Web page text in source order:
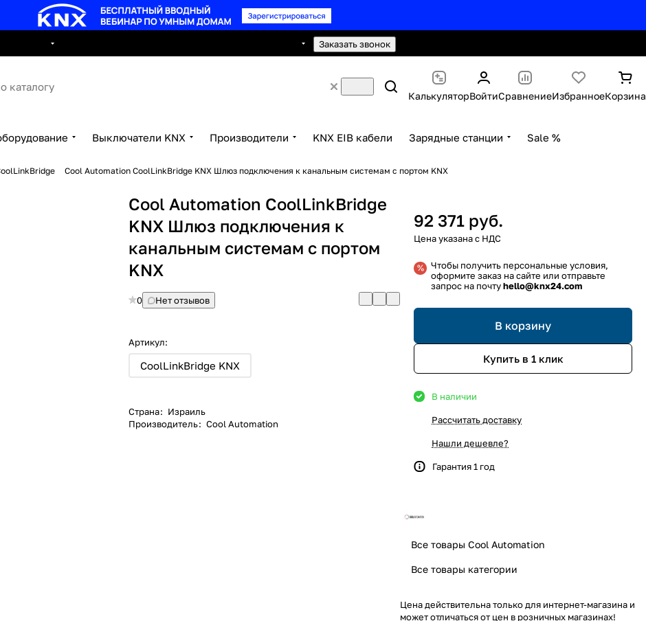
Заказать звонок
КалькуляторВойтиСравнениеИзбранноеКорзина
Выключатели KNX Производители KNX EIB кабели Зарядные станции Sale %
Cool Automation CoolLinkBridge KNX Шлюз подключения к канальным системам с портом KNX
Cool Automation CoolLinkBridge
KNX Шлюз подключения к
канальным системам с портом
KNX
0 Нет отзывов
Артикул:
CoolLinkBridge KNX
Страна: Израиль
Производитель: Cool Automation
92 371 руб.
Чтобы получить персональные условия,
оформите заказ на сайте или отправьте
запрос на почтуhello@knx24.com
В корзину
Купить в 1 клик
В наличии
Рассчитать доставку
Нашли дешевле?
Гарантия 1 год
Все товары Cool Automation
Все товары категории
Цена действительна только для интернет-магазина и
может отличаться от цен в розничных магазинах!